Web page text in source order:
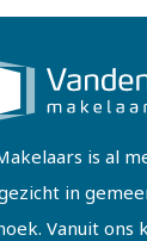
is al
in
Vanuit ons